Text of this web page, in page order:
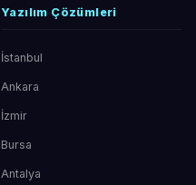
Yazılım Çözümleri
İstanbul
Ankara
İzmir
Bursa
Antalya